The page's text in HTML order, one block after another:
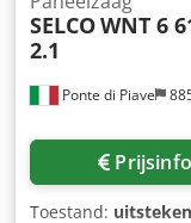
Ponte di Piave
SELCOWNT 6
2.1
Prijsinfo
Toestand: